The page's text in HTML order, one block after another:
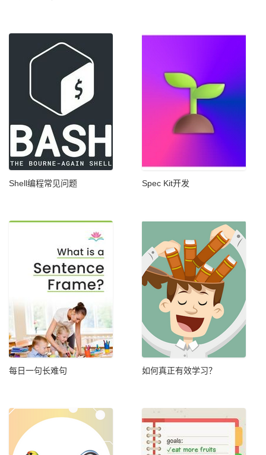
Shell编程常见问题 Spec Kit开发
每日一句长难句 如何真正有效学习？